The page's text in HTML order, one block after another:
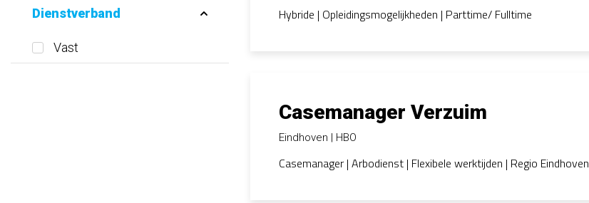
Dienstverband
Vast
Hybride | Opleidingsmogelijkheden | Parttime/ Fulltime
Casemanager Verzuim
Eindhoven HBO
Casemanager | Arbodienst | Flexibele werktijden | Regio Eindhoven